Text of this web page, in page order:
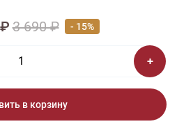
3 690 ₽ - 15%
в корзину